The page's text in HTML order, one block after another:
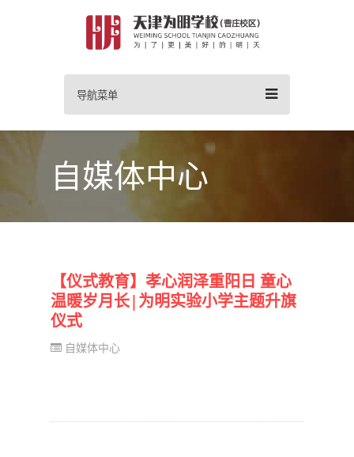
导航菜单
自媒体中心
【仪式教育】孝心润泽重阳日 童心
温暖岁月长|为明实验小学主题升旗
仪式
自媒体中心